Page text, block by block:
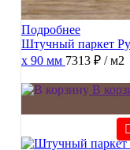
Подробнее
Штучный паркет
х 90 мм 7313 ₽ / м2
В